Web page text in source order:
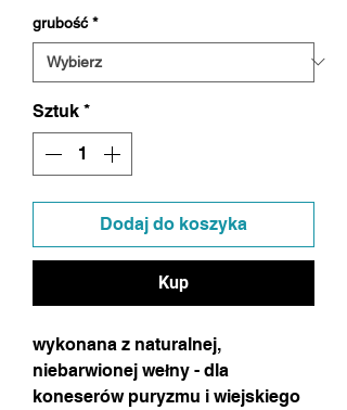
za
Gramów
grubość *
Sztuk *
Dodaj do koszyka
Kup
wykonana z naturalnej,
niebarwionej wełny - dla
koneserów puryzmu i wiejskiego